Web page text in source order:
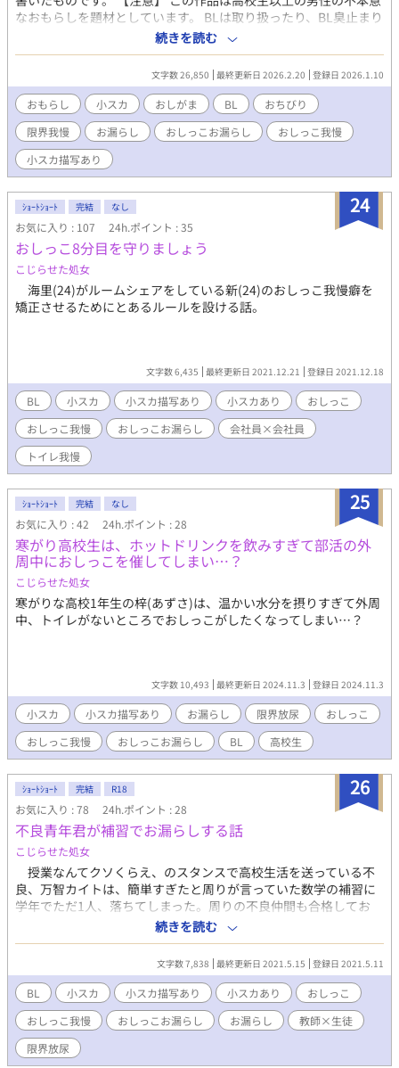
なおもらしを題材としています。 BLは取り扱ったり、BL臭止まり
だったり、女攻めだったり、単体モノだったり、色々です。 【以
下は章で分けておきます】 小スカ、大スカ、小大スカ(両方)、嘔
吐 【以下はタイトルに記します】 BL、BL未満、CPなし(カップリ
ングなし)、女攻め 【区分について】 ・BL：恋愛関係にあるもの
を指します（両片思い含む） ・BL未満：片思いや、距離感が近い
だけのものを指します ・CPなし：互いに友情100％、赤の他人、
ただのクラスメイト等のものを指します ・女攻め：男女CPですが
女性が攻めのものを指します
続きを読む
文字数 26,850 最終更新日 2026.2.20 登録日 2026.1.10
おもらし 小スカ おしがま BL
おちびり
限界我慢
お漏らし おしっこお漏らし
おしっこ我慢
小スカ描写あり
24
ｼｮｰﾄｼｮｰﾄ 完結 なし
お気に入り : 107 24h.ポイント : 35
おしっこ8分目を守りましょう
こじらせた処女
海里(24)がルームシェアをしている新(24)のおしっこ我慢癖を
矯正させるためにとあるルールを設ける話。
文字数 6,435 最終更新日 2021.12.21 登録日 2021.12.18
BL 小スカ 小スカ描写あり 小スカあり
おしっこ
おしっこ我慢
おしっこお漏らし
会社員×会社員
トイレ我慢
25
ｼｮｰﾄｼｮｰﾄ 完結 なし
お気に入り : 42 24h.ポイント : 28
寒がり高校生は、ホットドリンクを飲みすぎて部活の外
周中におしっこを催してしまい…？
こじらせた処女
寒がりな高校1年生の梓(あずさ)は、温かい水分を摂りすぎて外周
中、トイレがないところでおしっこがしたくなってしまい…？
文字数 10,493 最終更新日 2024.11.3 登録日 2024.11.3
小スカ 小スカ描写あり お漏らし 限界放尿
おしっこ
おしっこ我慢
おしっこお漏らし BL 高校生
26
ｼｮｰﾄｼｮｰﾄ 完結 R18
お気に入り : 78 24h.ポイント : 28
不良青年君が補習でお漏らしする話
こじらせた処女
授業なんてクソくらえ、のスタンスで高校生活を送っている不
良、万智カイトは、簡単すぎたと周りが言っていた数学の補習に
学年でただ1人、落ちてしまった。周りの不良仲間も合格してお
り、放課後遊びに行く算段を立てている。カイトも参加したく
て、補習をサボろうとしたけれど、数学教師である御手洗に単位
が認定できなくなると脅され、渋々ワンツーマンの補習を受ける
ことを決めた。 しかし、机に座ること自体に慣れていない彼
は、早々にトイレに行くと嘘をついて逃げ出す。しかし、ケータ
イを忘れるという大きなミスをおかし、再び戻ることを余儀なく
されてしまう。ケータイを奪い取って帰ってしまおうとするが、
飲み物を買ってくれた御手洗に絆され、補習を受けることに決め
た。机に向かい、問題を数問こなしたところで体に異変が生
続きを読む
文字数 7,838 最終更新日 2021.5.15 登録日 2021.5.11
BL 小スカ 小スカ描写あり 小スカあり
おしっこ
おしっこ我慢
おしっこお漏らし お漏らし
教師×生徒
限界放尿